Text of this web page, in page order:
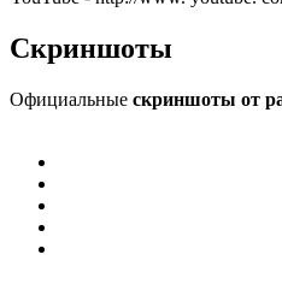
Скриншоты
Официальные скриншоты от